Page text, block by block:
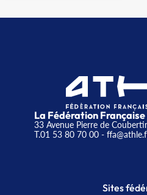
La Fédération
33 Avenue Pierre de
T.01 53 80 70 00-
Sites